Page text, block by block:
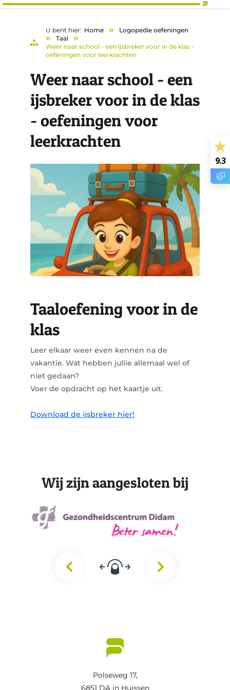
U bent hier: Home
Logopedie oefeningen
Taal
Weer naar school - een ijsbreker voor in de klas -
oefeningen voor leerkrachten
Weer naar school - een
ijsbreker voor in de klas
- oefeningen voor
leerkrachten
Taaloefening voor in de
klas
Leer elkaar weer even kennen na de
vakantie. Wat hebben jullie allemaal wel of
niet gedaan?
Voer de opdracht op het kaartje uit.
Download de ijsbreker hier!
Wij zijn aangesloten bij
Polseweg 17,
9.3